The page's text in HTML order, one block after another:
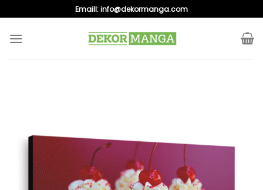
to
content
Emaill:info@dekormanga.com